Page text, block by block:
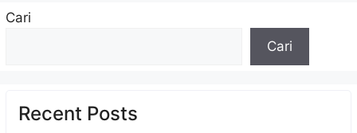
Cari
Cari
Recent Posts